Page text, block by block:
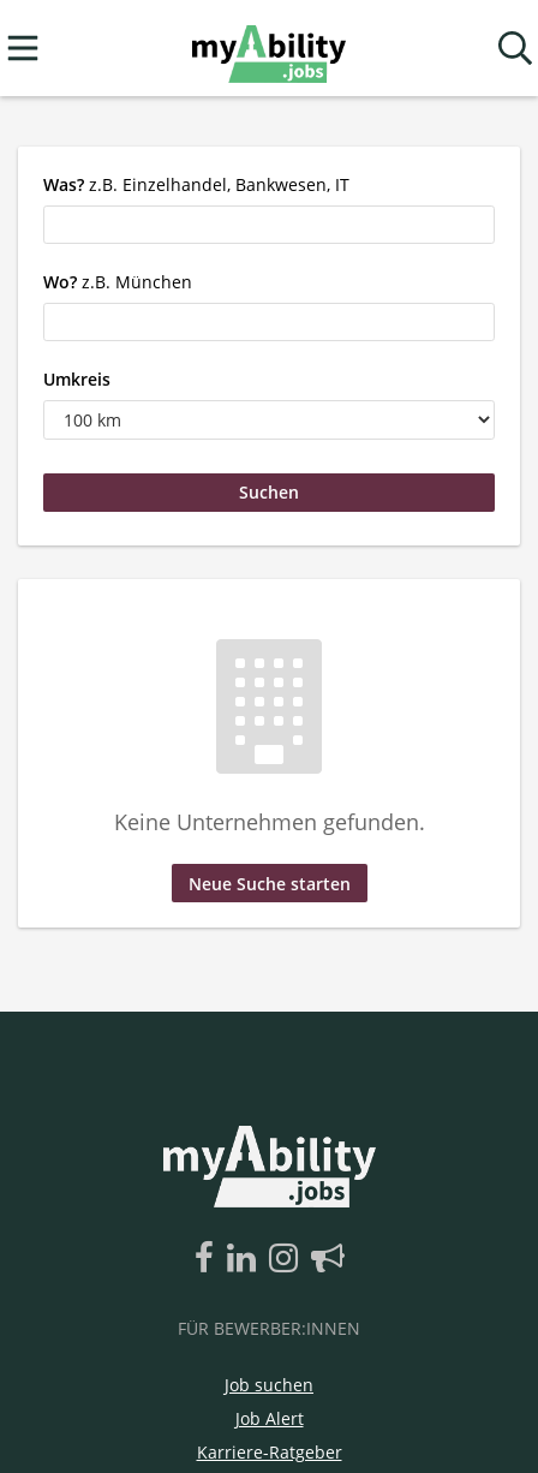
Was? z.B. Einzelhandel, Bankwesen, IT
Wo? z.B. München
Umkreis
Keine Unternehmen gefunden.
Neue Suche starten
FÜR BEWERBER:INNEN
Job suchen
Job Alert
Karriere-Ratgeber